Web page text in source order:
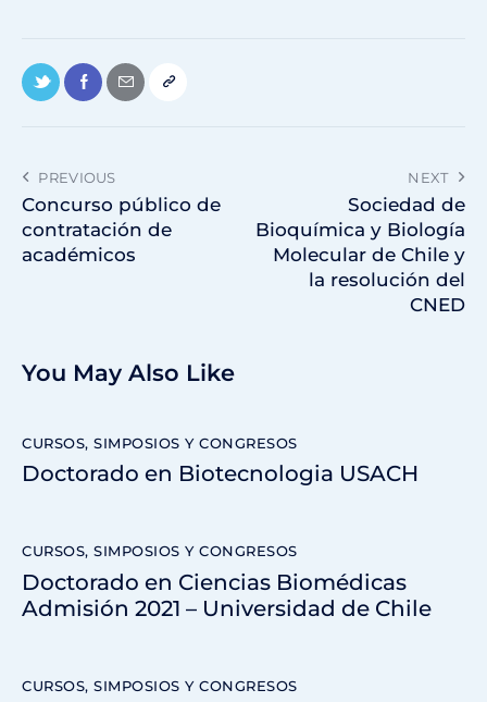
PREVIOUS
Concurso público de
contratación de
académicos
NEXT
Sociedad de
Bioquímica y Biología
Molecular de Chile y
la resolución del
CNED
You May Also Like
CURSOS, SIMPOSIOS Y CONGRESOS
Doctorado en Biotecnologia USACH
CURSOS, SIMPOSIOS Y CONGRESOS
Doctorado en Ciencias Biomédicas
Admisión 2021 – Universidad de Chile
CURSOS, SIMPOSIOS Y CONGRESOS